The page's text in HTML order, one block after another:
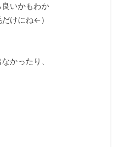
いかもわか
けにね←）
かったり、